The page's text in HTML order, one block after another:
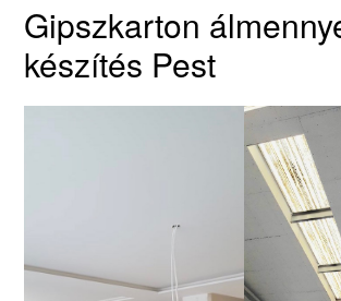
Gipszkarton
készítés Pest